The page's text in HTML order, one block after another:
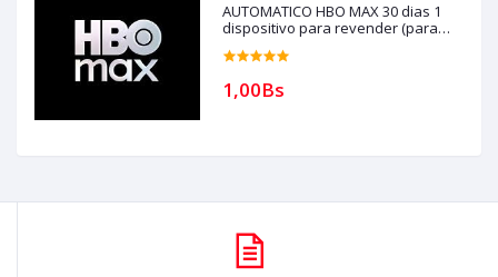
AUTOMATICO HBO MAX 30 dias 1
dispositivo para revender (para
compras solo con creditos)
1,00Bs